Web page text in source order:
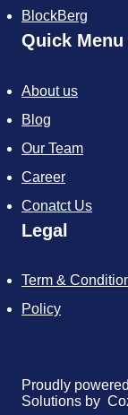
BlockBerg
Quick Menu
About us
Blog
Our Team
Career
Conatct Us
Legal
Term &
Policy
Proudly
Solutions by